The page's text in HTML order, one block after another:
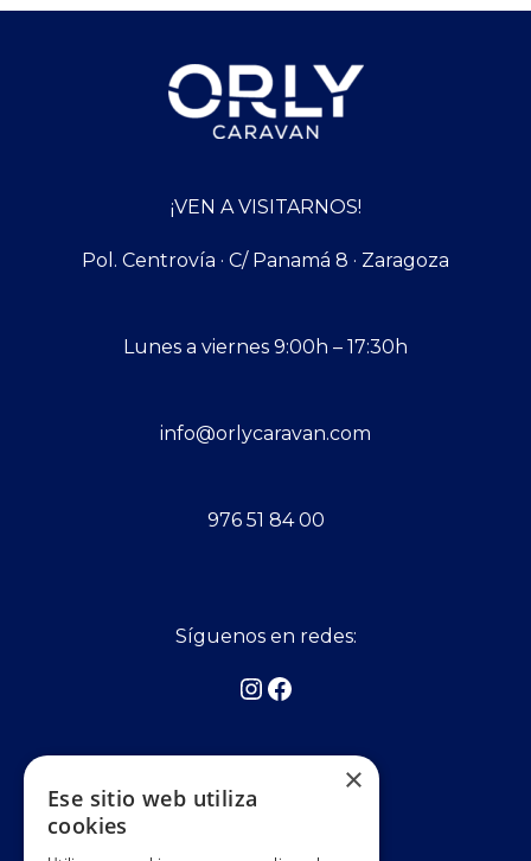
¡VEN A VISITARNOS!
Pol. Centrovía · C/ Panamá 8 · Zaragoza
Lunes a viernes 9:00h – 17:30h
info@orlycaravan.com
976 51 84 00
Síguenos en redes:
×
Ese sitio web utiliza
cookies